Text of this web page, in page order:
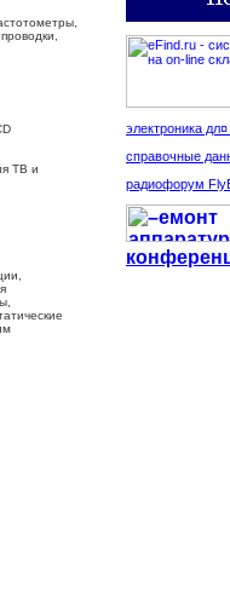
ТВ и
электроника
справочные
радиофорум